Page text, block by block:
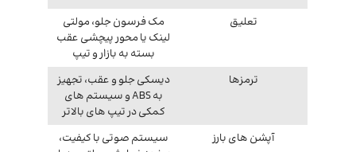
تعلیق
مک فرسون جلو، مولتی
لینک یا محور پیچشی عقب
بسته به بازار و تیپ
ترمزها
دیسکی جلو و عقب، تجهیز
به ABS و سیستم های
کمکی در تیپ های بالاتر
آپشن های بارز
سیستم صوتی با کیفیت،